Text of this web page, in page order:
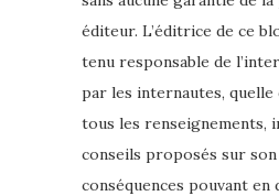
éditeur. L’éditrice de ce
tenu responsable de
par les internautes, quelle
tous les renseignements,
conseils proposés sur
conséquences pouvant en